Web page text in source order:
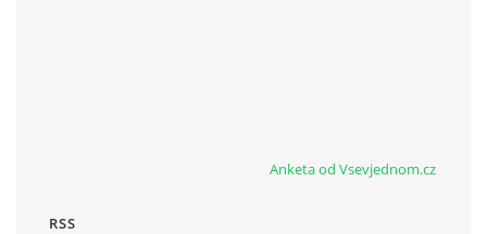
Anketa od Vsevjednom.cz
RSS